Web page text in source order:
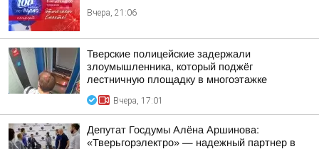
Вчера, 21:06
Тверские полицейские задержали
злоумышленника, который поджёг
лестничную площадку в многоэтажке
Вчера, 17:01
Депутат Госдумы Алёна Аршинова:
«Тверьгорэлектро» — надежный партнер в